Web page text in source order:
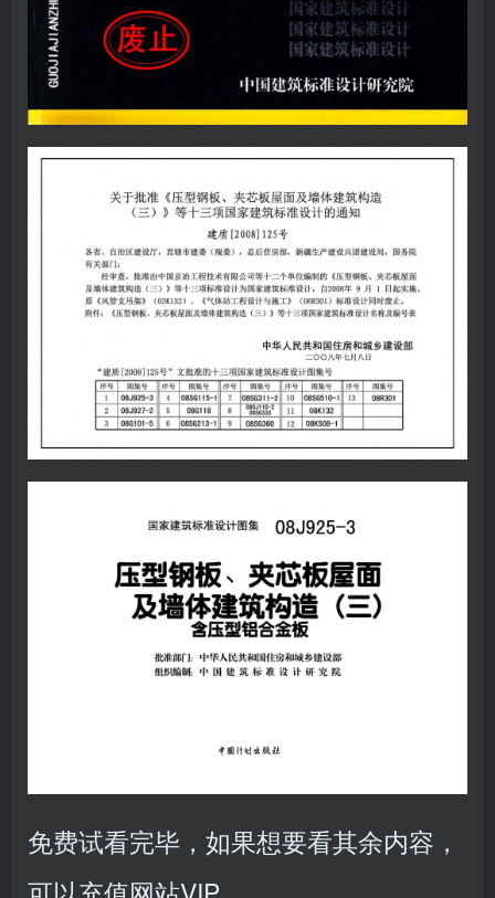
免费试看完毕，如果想要看其余内容，